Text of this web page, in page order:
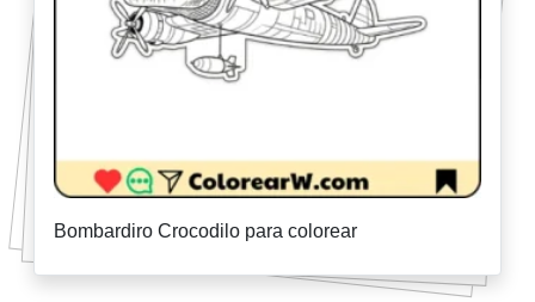
Bombardiro Crocodilo para colorear